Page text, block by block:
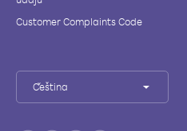
Customer Complaints Code
Čeština